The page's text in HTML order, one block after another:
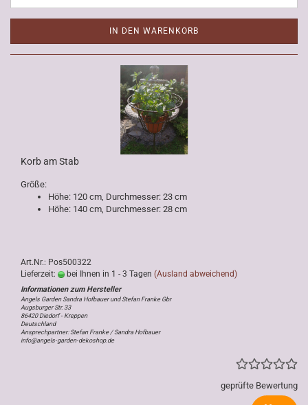
IN DEN WARENKORB
Korb am Stab
Größe:
Höhe: 120 cm, Durchmesser: 23 cm
Höhe: 140 cm, Durchmesser: 28 cm
Art.Nr.: Pos500322
Lieferzeit:
bei Ihnen in 1 - 3 Tagen (Ausland abweichend)
Angels Garden Sandra Hofbauer und Stefan Franke Gbr
Augsburger Str. 33
86420 Diedorf - Kreppen
Deutschland
Ansprechpartner: Stefan Franke / Sandra Hofbauer
info@angels-garden-dekoshop.de
geprüfte Bewertung